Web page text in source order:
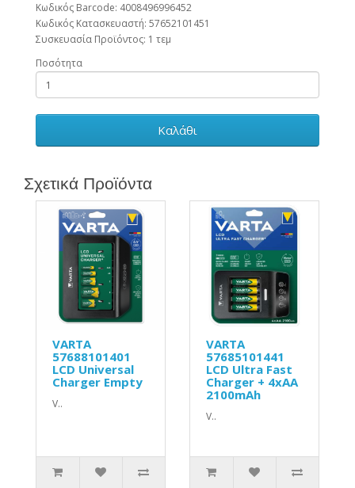
Κωδικός Barcode: 4008496996452
Κωδικός Κατασκευαστή: 57652101451
Συσκευασία Προϊόντος: 1 τεμ
Ποσότητα
Καλάθι
Σχετικά Προϊόντα
VARTA
57688101401
LCD Universal
Charger Empty
V..
VARTA
57685101441
LCD Ultra Fast
Charger + 4xAA
2100mAh
V..